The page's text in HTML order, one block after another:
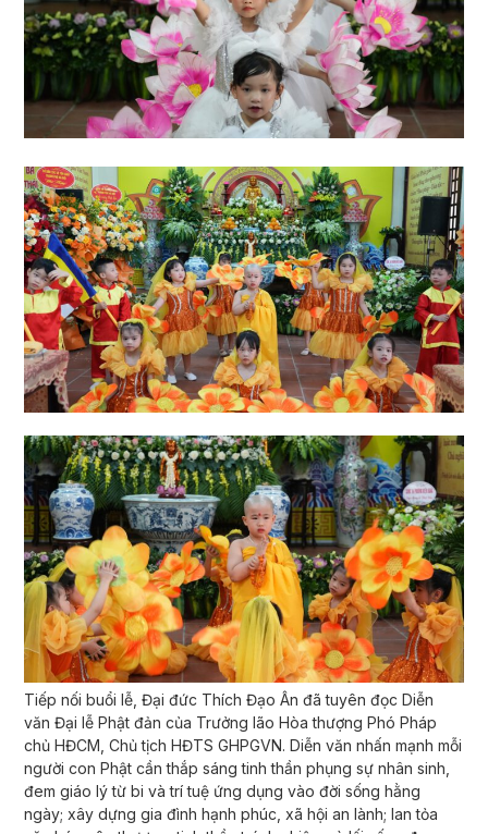
Tiếp nối buổi lễ, Đại đức Thích Đạo Ân đã tuyên đọc Diễn
văn Đại lễ Phật đản của Trưởng lão Hòa thượng Phó Pháp
chủ HĐCM, Chủ tịch HĐTS GHPGVN. Diễn văn nhấn mạnh mỗi
người con Phật cần thắp sáng tinh thần phụng sự nhân sinh,
đem giáo lý từ bi và trí tuệ ứng dụng vào đời sống hằng
ngày; xây dựng gia đình hạnh phúc, xã hội an lành; lan tỏa